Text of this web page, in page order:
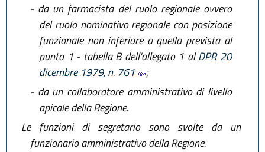
-da un farmacista del ruolo regionale ovvero
del ruolo nominativo regionale con posizione
funzionale non inferiore a quella prevista al
punto 1 - tabella B dell'allegato 1 alDPR 20
dicembre 1979, n. 761
;
-da un collaboratore amministrativo di livello
apicale della Regione.
Le funzioni di segretario sono svolte da un
funzionario amministrativo della Regione.